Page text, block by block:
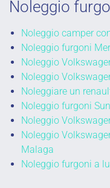
Noleggio
Noleggio camper
Noleggio furgoni
Noleggio
Noleggio
Noleggiare un
Noleggio furgoni
Noleggio
Noleggio
Malaga
Noleggio furgoni a